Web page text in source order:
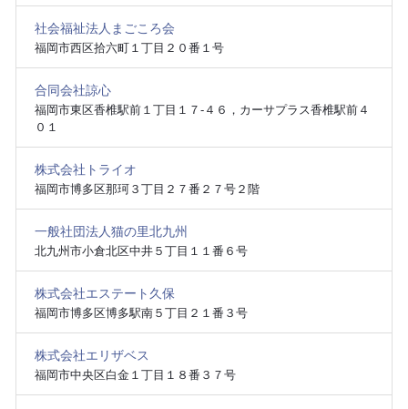
社会福祉法人まごころ会
福岡市西区拾六町１丁目２０番１号
合同会社諒心
福岡市東区香椎駅前１丁目１７‐４６，カーサプラス香椎駅前４
０１
株式会社トライオ
福岡市博多区那珂３丁目２７番２７号２階
一般社団法人猫の里北九州
北九州市小倉北区中井５丁目１１番６号
株式会社エステート久保
福岡市博多区博多駅南５丁目２１番３号
株式会社エリザベス
福岡市中央区白金１丁目１８番３７号